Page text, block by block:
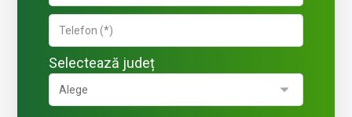
Selectează județ